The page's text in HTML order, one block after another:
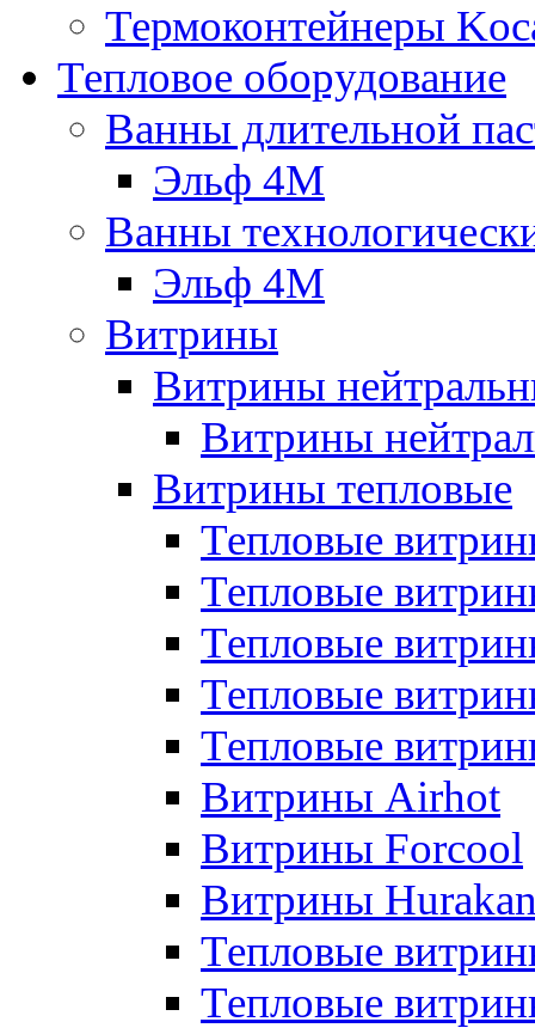
Термоконтейнеры
Тепловое оборудование
Ванны длительной
Эльф 4М
Ванны
Эльф 4М
Витрины
Витрины
Витрины
Витрины тепловые
Тепловые
Тепловые
Тепловые
Тепловые
Тепловые
Витрины Airhot
Витрины Forcool
Витрины
Тепловые
Тепловые